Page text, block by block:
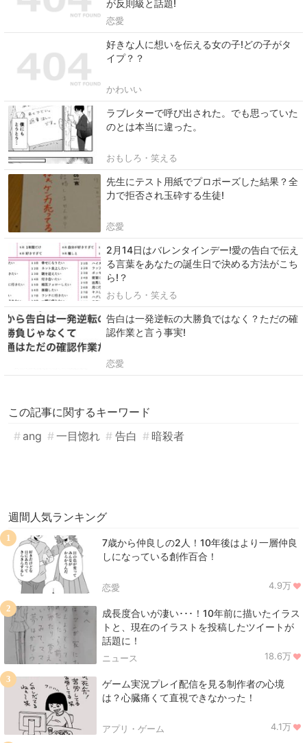
が反則級と話題!
恋愛
好きな人に想いを伝える女の子!どの子がタ
イプ？？
かわいい
ラブレターで呼び出された。でも思っていた
のとは本当に違った。
おもしろ・笑える
先生にテスト用紙でプロポーズした結果？全
力で拒否され玉砕する生徒!
恋愛
2月14日はバレンタインデー!愛の告白で伝え
る言葉をあなたの誕生日で決める方法がこち
ら!？
おもしろ・笑える
告白は一発逆転の大勝負ではなく？ただの確
認作業と言う事実!
恋愛
この記事に関するキーワード
ang
一目惚れ 告白 暗殺者
週間人気ランキング
7歳から仲良しの2人！10年後はより一層仲良
しになっている創作百合！
恋愛 4.9万
1
成長度合いが凄い･･･！10年前に描いたイラス
トと、現在のイラストを投稿したツイートが
話題に！
ニュース 18.6万
2
ゲーム実況プレイ配信を見る制作者の心境
は？心臓痛くて直視できなかった！
アプリ・ゲーム 4.1万
3